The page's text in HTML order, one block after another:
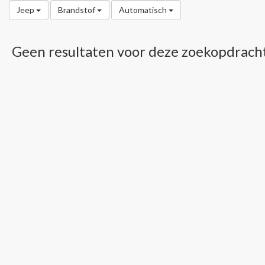
Jeep Brandstof Automatisch
Geen resultaten voor deze